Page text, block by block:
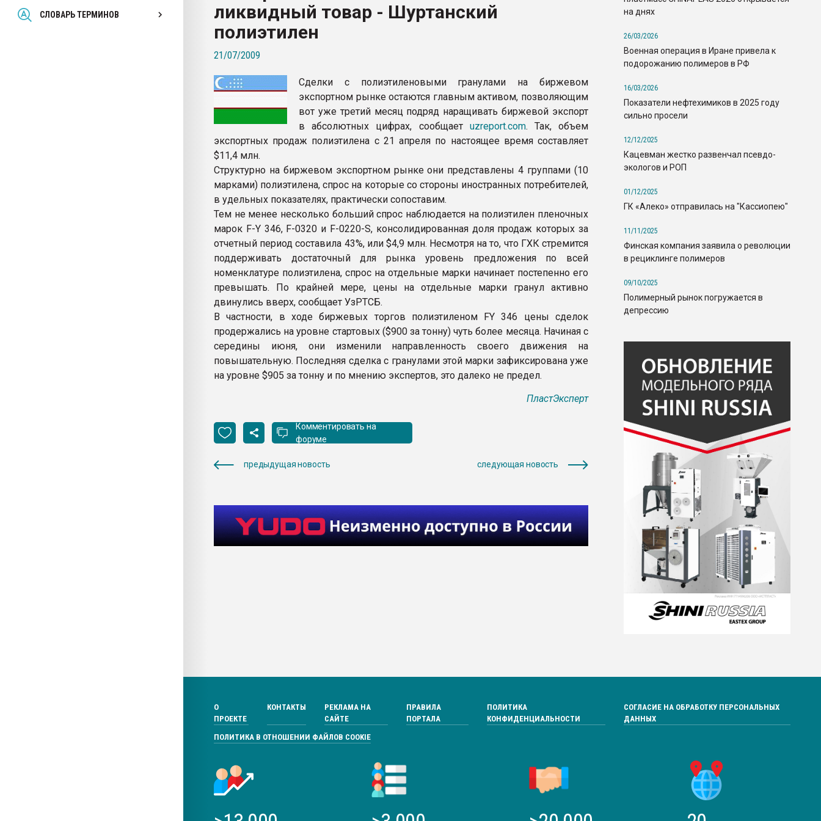
СЛОВАРЬ ТЕРМИНОВ
Всё, что касается выдува ПЭТ
бутылок
ПЕРЕЙТИ НА ФОРУМ
ликвидный товар - Шуртанский
полиэтилен
21/07/2009
Сделки с полиэтиленовыми гранулами на биржевом
экспортном рынке остаются главным активом, позволяющим
вот уже третий месяц подряд наращивать биржевой экспорт
в абсолютных цифрах, сообщает uzreport.com. Так, объем
экспортных продаж полиэтилена с 21 апреля по настоящее время составляет
$11,4 млн.
Структурно на биржевом экспортном рынке они представлены 4 группами (10
марками) полиэтилена, спрос на которые со стороны иностранных потребителей,
в удельных показателях, практически сопоставим.
Тем не менее несколько больший спрос наблюдается на полиэтилен пленочных
марок F-Y 346, F-0320 и F-0220-S, консолидированная доля продаж которых за
отчетный период составила 43%, или $4,9 млн. Несмотря на то, что ГХК стремится
поддерживать достаточный для рынка уровень предложения по всей
номенклатуре полиэтилена, спрос на отдельные марки начинает постепенно его
превышать. По крайней мере, цены на отдельные марки гранул активно
двинулись вверх, сообщает УзРТСБ.
В частности, в ходе биржевых торгов полиэтиленом FY 346 цены сделок
продержались на уровне стартовых ($900 за тонну) чуть более месяца. Начиная с
середины июня, они изменили направленность своего движения на
повышательную. Последняя сделка с гранулами этой марки зафиксирована уже
на уровне $905 за тонну и по мнению экспертов, это далеко не предел.
ПластЭксперт
Комментировать на
форуме
предыдущая новость следующая новость
на днях
26/03/2026
Военная операция в Иране привела к
подорожанию полимеров в РФ
16/03/2026
Показатели нефтехимиков в 2025 году
сильно просели
12/12/2025
Кацевман жестко развенчал псевдо-
экологов и РОП
01/12/2025
ГК «Алеко» отправилась на "Кассиопею"
11/11/2025
Финская компания заявила о революции
в рециклинге полимеров
09/10/2025
Полимерный рынок погружается в
депрессию
О
ПРОЕКТЕ
КОНТАКТЫ
РЕКЛАМА НА
САЙТЕ
ПРАВИЛА
ПОРТАЛА
ПОЛИТИКА
КОНФИДЕНЦИАЛЬНОСТИ
СОГЛАСИЕ НА ОБРАБОТКУ ПЕРСОНАЛЬНЫХ
ДАННЫХ
ПОЛИТИКА В ОТНОШЕНИИ ФАЙЛОВ COOKIE